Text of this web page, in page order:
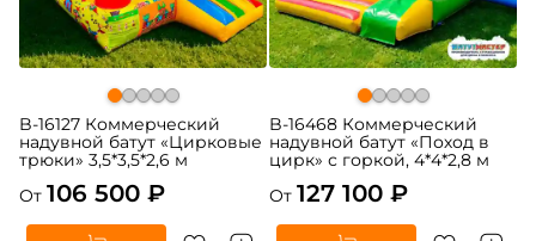
B-16127 Коммерческий
надувной батут «Цирковые
трюки» 3,5*3,5*2,6 м
От 106 500 ₽
B-16468 Коммерческий
надувной батут «Поход в
цирк» с горкой, 4*4*2,8 м
От 127 100 ₽